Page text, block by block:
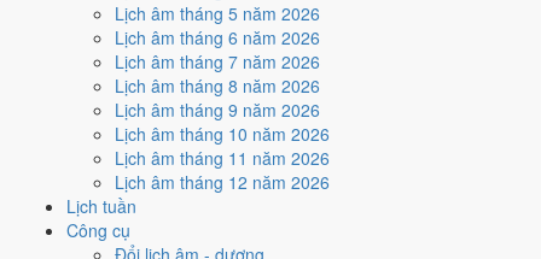
Lịch âm tháng 5 năm 2026
Lịch âm tháng 6 năm 2026
Lịch âm tháng 7 năm 2026
Lịch âm tháng 8 năm 2026
Lịch âm tháng 9 năm 2026
Lịch âm tháng 10 năm 2026
Lịch âm tháng 11 năm 2026
Lịch âm tháng 12 năm 2026
Lịch tuần
Công cụ
Đổi lịch âm - dương
Ngày Hắc Đạogây bất lợi.
Cách tính ngày tốt
Mua xe - tậu xe
Trung bình
Mua xe - tậu xe hôm nay ởmức trung bình (4/10)
Hắc Đạogây bất lợi.
Cách tính ngày tốt
✈️
Xuất hành - đi xa
4
/10Trung bình